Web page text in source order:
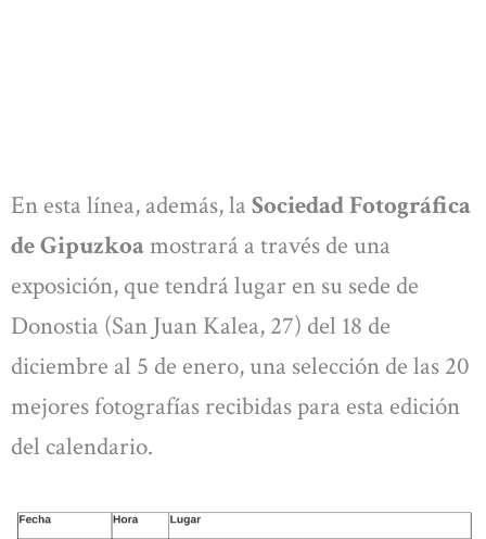
En esta línea, además, la Sociedad Fotográfica
de Gipuzkoamostrará a través de una
exposición, que tendrá lugar en su sede de
Donostia (San Juan Kalea, 27) del 18 de
diciembre al 5 de enero, una selección de las 20
mejores fotografías recibidas para esta edición
del calendario.